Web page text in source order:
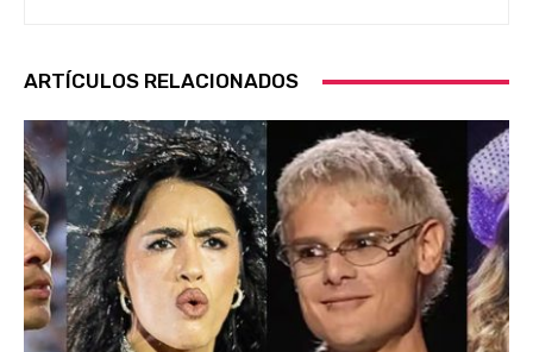
ARTÍCULOS RELACIONADOS